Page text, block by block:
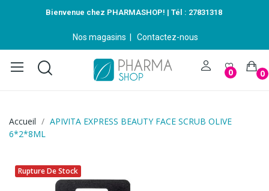
Bienvenue chez PHARMASHOP! | Tél : 27831318
Nos magasins Contactez-nous
0 0
Accueil
APIVITA EXPRESS BEAUTY FACE SCRUB OLIVE
6*2*8ML
Rupture De Stock